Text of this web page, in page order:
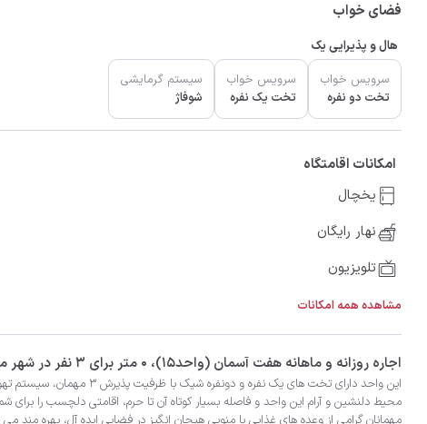
فضای خواب
هال و پذیرایی یک
سرویس خواب
تخت دو نفره
سرویس خواب
تخت یک نفره
سیستم گرمایشی
شوفاژ
امکانات اقامتگاه
یخچال
نهار رایگان
تلویزیون
مشاهده همه امکانات
‫‫اجاره روزانه و ماهانه هفت آسمان (واحد۱۵)، 0 متر برای 3 نفر در شهر مشهد با تضمین بهترین کیفیت و قیمت در اتاقک